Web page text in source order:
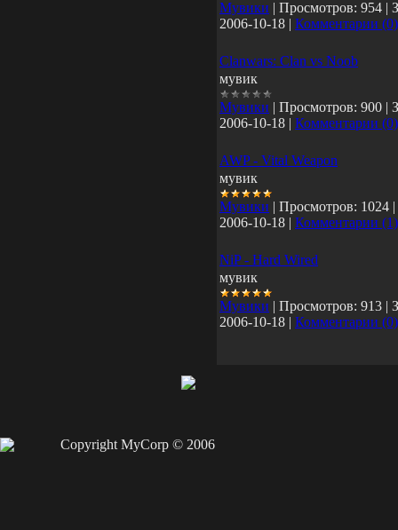
Мувики | Просмотров: 954 |
2006-10-18 | Комментарии (0)
Clanwars: Clan vs Noob
мувик
Мувики | Просмотров: 900 |
2006-10-18 | Комментарии (0)
AWP - Vital Weapon
мувик
Мувики | Просмотров: 1024 |
2006-10-18 | Комментарии (1)
NiP - Hard Wired
мувик
Мувики | Просмотров: 913 |
2006-10-18 | Комментарии (0)
Copyright MyCorp © 2006